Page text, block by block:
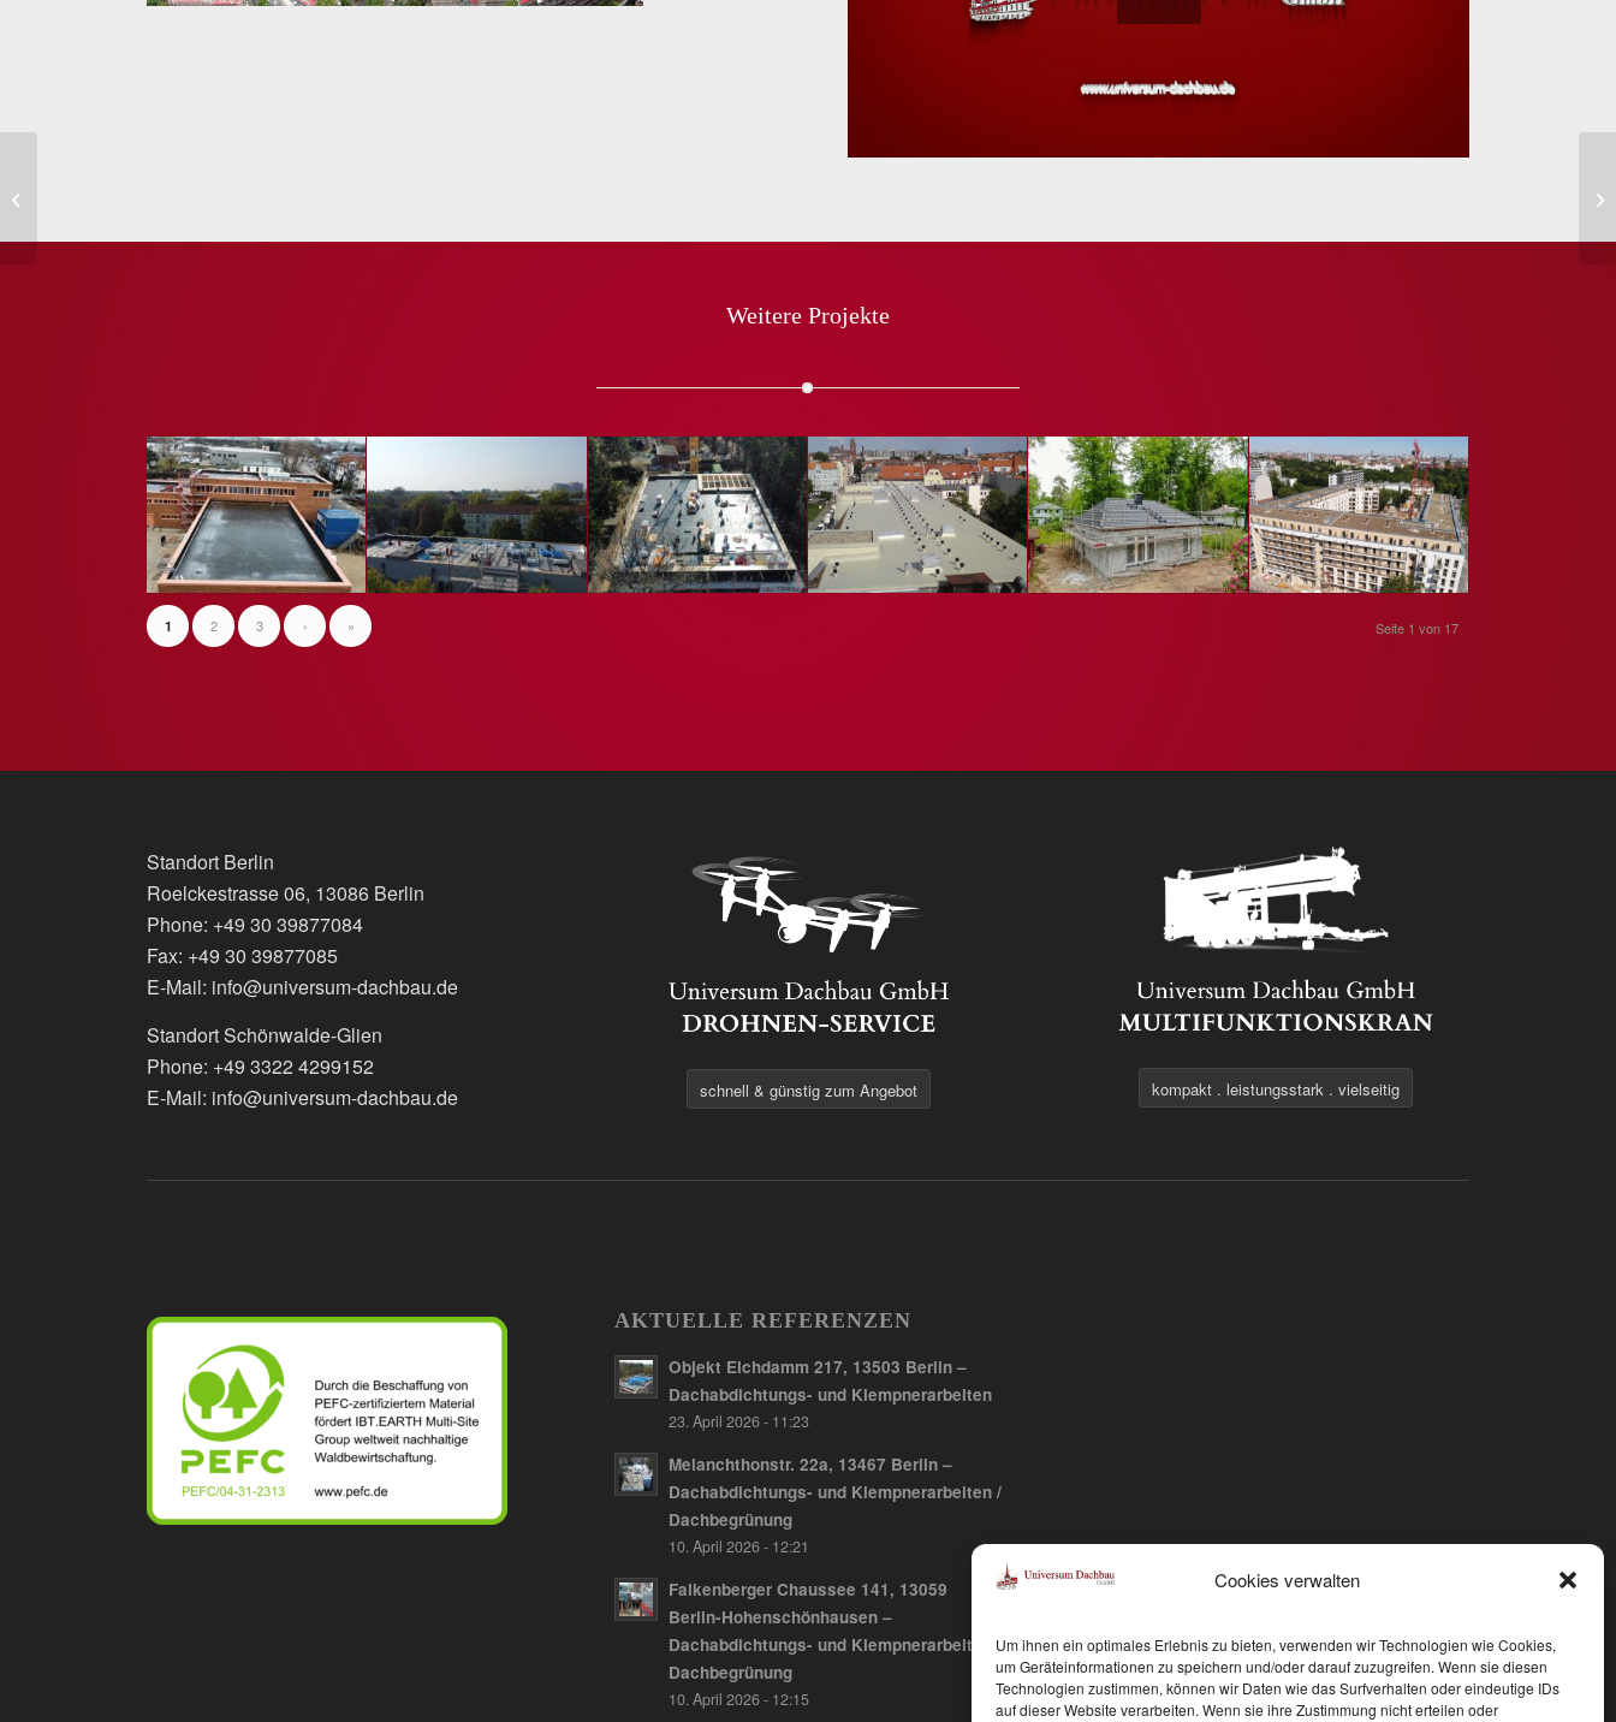
Cookies verwalten
Um ihnen ein optimales Erlebnis zu bieten, verwenden wir Technologien wie Cookies,
um Geräteinformationen zu speichern und/oder darauf zuzugreifen. Wenn sie diesen
Technologien zustimmen, können wir Daten wie das Surfverhalten oder eindeutige IDs
auf dieser Website verarbeiten. Wenn sie ihre Zustimmung nicht erteilen oder
Weitere Projekte
Seite 1 von 17
1 2 3 › »
Standort Berlin
Roelckestrasse 06, 13086 Berlin
Phone: +49 30 39877084
Fax: +49 30 39877085
E-Mail: info@universum-dachbau.de
Standort Schönwalde-Glien
Phone: +49 3322 4299152
E-Mail: info@universum-dachbau.de
schnell & günstig zum Angebot kompakt . leistungsstark . vielseitig
AKTUELLE REFERENZEN
Objekt Elchdamm 217, 13503 Berlin –
Dachabdichtungs- und Klempnerarbeiten
23. April 2026 - 11:23
Melanchthonstr. 22a, 13467 Berlin –
Dachabdichtungs- und Klempnerarbeiten /
Dachbegrünung
10. April 2026 - 12:21
Falkenberger Chaussee 141, 13059
Berlin-Hohenschönhausen –
Dachabdichtungs- und Klempnerarbeiten /
Dachbegrünung
10. April 2026 - 12:15